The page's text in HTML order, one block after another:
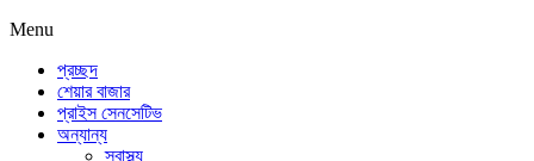
Menu
প্রচ্ছদ
শেয়ার বাজার
প্রাইস সেনসেটিভ
অন্যান্য
স্বাস্থ্য